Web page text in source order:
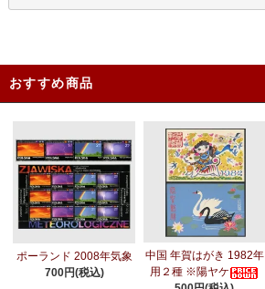
おすすめ商品
ポーランド 2008年気象
700円(税込)
中国 年賀はがき 1982年
用２種 ※陽ヤケ